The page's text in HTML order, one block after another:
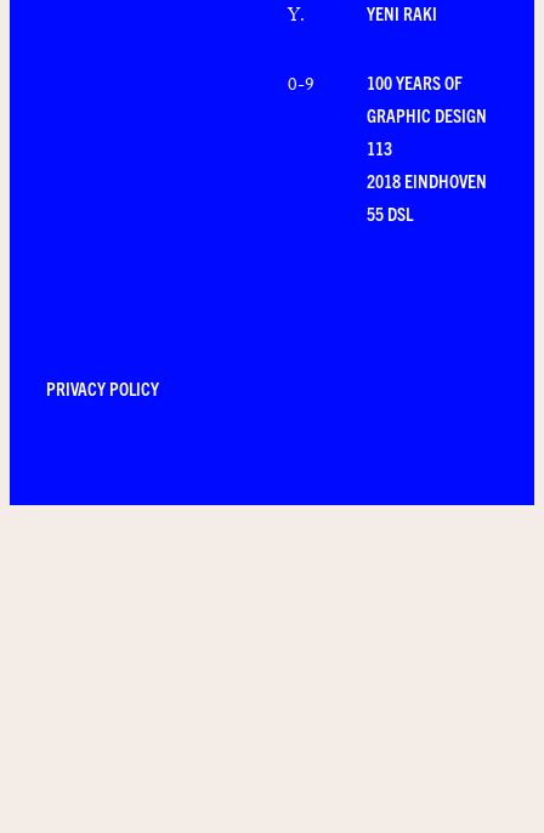
Y. YENI RAKI
0-9
100 YEARS OF
GRAPHIC DESIGN
113
2018 EINDHOVEN
55 DSL
PRIVACY POLICY